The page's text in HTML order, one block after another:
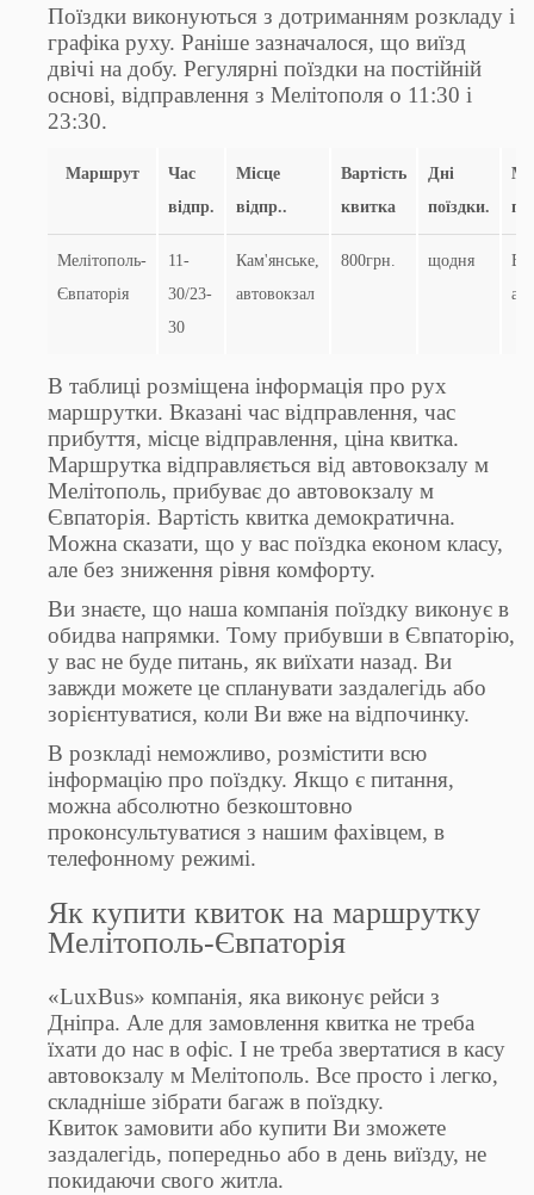
Поїздки виконуються з дотриманням розкладу і
графіка руху. Раніше зазначалося, що виїзд
двічі на добу. Регулярні поїздки на постійній
основі, відправлення з Мелітополя о 11:30 і
23:30.
Маршрут
Час
відпр.
Місце
відпр..
Вартість
квитка
Дні
поїздки.
Мелітополь-
Євпаторія
11-
30/23-
30
Кам'янське,
автовокзал
800грн. щодня
В таблиці розміщена інформація про рух
маршрутки. Вказані час відправлення, час
прибуття, місце відправлення, ціна квитка.
Маршрутка відправляється від автовокзалу м
Мелітополь, прибуває до автовокзалу м
Євпаторія. Вартість квитка демократична.
Можна сказати, що у вас поїздка економ класу,
але без зниження рівня комфорту.
Ви знаєте, що наша компанія поїздку виконує в
обидва напрямки. Тому прибувши в Євпаторію,
у вас не буде питань, як виїхати назад. Ви
завжди можете це спланувати заздалегідь або
зорієнтуватися, коли Ви вже на відпочинку.
В розкладі неможливо, розмістити всю
інформацію про поїздку. Якщо є питання,
можна абсолютно безкоштовно
проконсультуватися з нашим фахівцем, в
телефонному режимі.
Як купити квиток на маршрутку
Мелітополь-Євпаторія
«LuxBus» компанія, яка виконує рейси з
Дніпра. Але для замовлення квитка не треба
їхати до нас в офіс. І не треба звертатися в касу
автовокзалу м Мелітополь. Все просто і легко,
складніше зібрати багаж в поїздку.
Квиток замовити або купити Ви зможете
заздалегідь, попередньо або в день виїзду, не
покидаючи свого житла.